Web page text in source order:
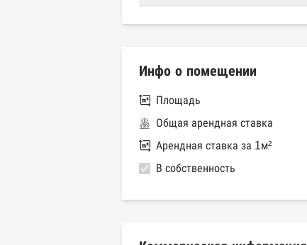
Инфо о помещении
Площадь
Общая арендная ставка
Арендная ставка за 1м²
В собственность